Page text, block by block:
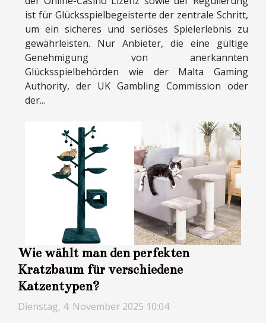
ist für Glücksspielbegeisterte der zentrale Schritt,
um ein sicheres und seriöses Spielerlebnis zu
gewährleisten. Nur Anbieter, die eine gültige
Genehmigung von anerkannten
Glücksspielbehörden wie der Malta Gaming
Authority, der UK Gambling Commission oder
der...
Wie wählt man den perfekten
Kratzbaum für verschiedene
Katzentypen?
Dienstag, 4. November 2025 10:04